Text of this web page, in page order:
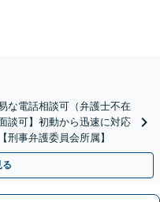
な電話相談可（弁護士不在
談可】初動から迅速に対応
刑事弁護委員会所属】
る